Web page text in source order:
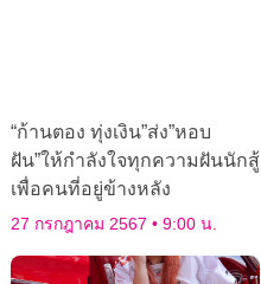
“ก้านตอง ทุ่งเงิน”ส่ง”หอบ
ฝัน”ให้กำลังใจทุกความฝันนักสู้
เพื่อคนที่อยู่ข้างหลัง
27 กรกฎาคม 2567 9:00 น.